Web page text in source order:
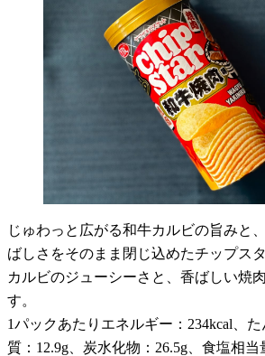
じゅわっと広がる和牛カルビの旨みと
ばしさをそのまま閉じ込めたチップス
カルビのジューシーさと、香ばしい焼
す。
1パックあたりエネルギー：234kcal、
質：12.9g、炭水化物：26.5g、食塩相当